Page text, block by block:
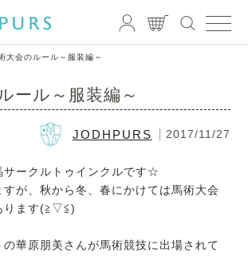
大会のルール～服装編～
ール～服装編～
JODHPURS 2017/11/27
サークルトゥインクルです☆
が、秋から冬、春にかけては馬術大会
ります(≧▽≦)
華原朋美さんが馬術競技に出場されて